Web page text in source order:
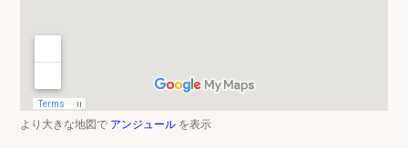
より大きな地図で アンジュール を表示